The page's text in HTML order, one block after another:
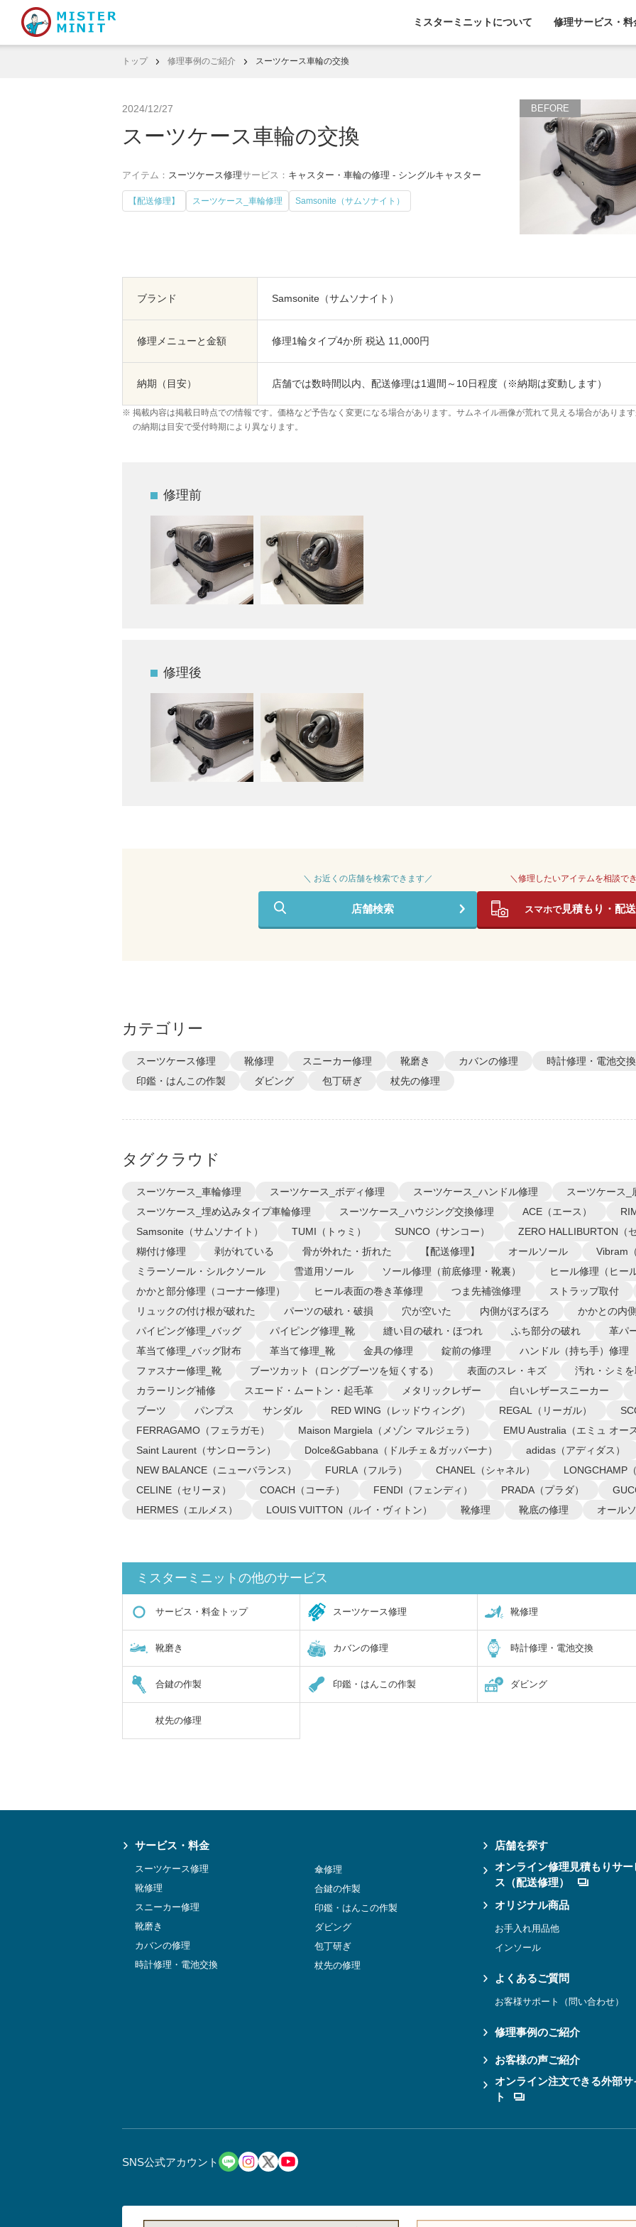
ミスターミニットについて 修理サービス・料
トップ 修理事例のご紹介 スーツケース車輪の交換
2024/12/27
スーツケース車輪の交換
アイテム： スーツケース修理サービス： キャスター・車輪の修理 - シングルキャスター
【配送修理】 スーツケース_車輪修理 Samsonite（サムソナイト）
ブランド Samsonite（サムソナイト）
修理メニューと金額 修理1輪タイプ4か所 税込 11,000円
納期（目安） 店舗では数時間以内、配送修理は1週間～10日程度（※納期は変動します）
掲載内容は掲載日時点での情報です。価格など予告なく変更になる場合があります。サムネイル画像が荒れて見える場合がありま
の納期は目安で受付時期により異なります。
修理前
修理後
＼修理したいアイテムを相談で
スマホで見積もり・配
＼ お近くの店舗を検索できます／
店舗検索
カテゴリー
スーツケース修理 靴修理 スニーカー修理 靴磨き カバンの修理 時計修理・電池交換
印鑑・はんこの作製
ダビング 包丁研ぎ 杖先の修理
タグクラウド
スーツケース_車輪修理 スーツケース_ボディ修理 スーツケース_ハンドル修理
スーツケース_
スーツケース_埋め込みタイプ車輪修理
スーツケース_ハウジング交換修理 ACE（エース）
Samsonite（サムソナイト）
TUMI（トゥミ） SUNCO（サンコー） ZERO HALLIBURTON（
糊付け修理
剥がれている 骨が外れた・折れた 【配送修理】 オールソール
Vibram
ミラーソール・シルクソール
雪道用ソール ソール修理（前底修理・靴裏）
ヒール修理（ヒー
かかと部分修理（コーナー修理）
ヒール表面の巻き革修理 つま先補強修理 ストラップ取付
リュックの付け根が破れた
パーツの破れ・破損 穴が空いた 内側がぼろぼろ かかとの内
パイピング修理_バッグ
パイピング修理_靴 縫い目の破れ・ほつれ ふち部分の破れ
革パ
革当て修理_バッグ財布
革当て修理_靴 金具の修理 錠前の修理 ハンドル（持ち手）修理
ファスナー修理_靴
ブーツカット（ロングブーツを短くする） 表面のスレ・キズ 汚れ・シミ
カラーリング補修
スエード・ムートン・起毛革 メタリックレザー 白いレザースニーカー
ブーツ
パンプス サンダル RED WING（レッドウィング） REGAL（リーガル）
FERRAGAMO（フェラガモ）
Maison Margiela（メゾン マルジェラ）
EMU Australia（エミュ オー
Saint Laurent（サンローラン）
Dolce&Gabbana（ドルチェ＆ガッバーナ） adidas（アディダス）
NEW BALANCE（ニューバランス）
FURLA（フルラ） CHANEL（シャネル）
LONGCHAMP
CELINE（セリーヌ）
COACH（コーチ） FENDI（フェンディ） PRADA（プラダ）
HERMES（エルメス）
LOUIS VUITTON（ルイ・ヴィトン） 靴修理 靴底の修理 オール
ミスターミニットの他のサービス
サービス・料金トップ スーツケース修理 靴修理
靴磨き カバンの修理 時計修理・電池交換
合鍵の作製 印鑑・はんこの作製 ダビング
杖先の修理
サービス・料金
スーツケース修理
靴修理
スニーカー修理
靴磨き
カバンの修理
時計修理・電池交換
傘修理
合鍵の作製
印鑑・はんこの作製
ダビング
包丁研ぎ
杖先の修理
店舗を探す
オンライン修理見積もりサー
ス（配送修理）
オリジナル商品
お手入れ用品他
インソール
よくあるご質問
お客様サポート（問い合わせ）
修理事例のご紹介
お客様の声ご紹介
オンライン注文できる外部サ
ト
SNS公式アカウント